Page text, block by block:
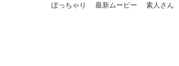
ぽっちゃり
最新ムービー 素人さん